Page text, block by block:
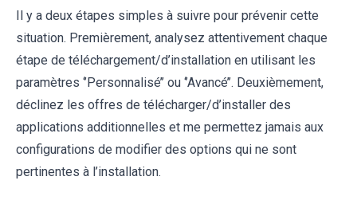
Il y a deux étapes simples à suivre pour prévenir cette
situation. Premièrement, analysez attentivement chaque
étape de téléchargement/d’installation en utilisant les
paramètres ‘’Personnalisé’’ ou ‘’Avancé’’. Deuxièmement,
déclinez les offres de télécharger/d’installer des
applications additionnelles et me permettez jamais aux
configurations de modifier des options qui ne sont
pertinentes à l’installation.